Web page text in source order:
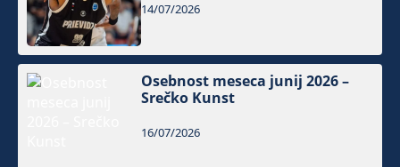
14/07/2026
Osebnost meseca junij 2026 –
Srečko Kunst
16/07/2026